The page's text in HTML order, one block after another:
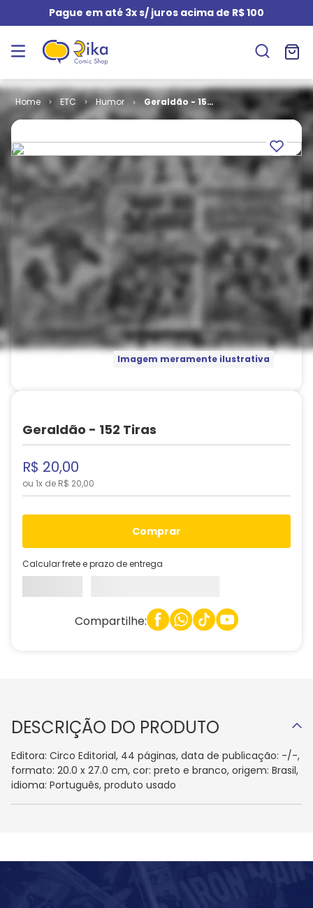
Pague em até 3x s/ juros acima de R$ 100
ETC Humor
Geraldão - 152
Imagem meramente ilustrativa
Geraldão - 152 Tiras
R$ 20,00
ou 1x de R$ 20,00
comprar
Calcular frete e prazo de entrega
Compartilhe:
DESCRIÇÃO DO PRODUTO
Editora: Circo Editorial, 44 páginas, data de publicação: -/-,
formato: 20.0 x 27.0 cm, cor: preto e branco, origem: Brasil,
idioma: Português, produto usado